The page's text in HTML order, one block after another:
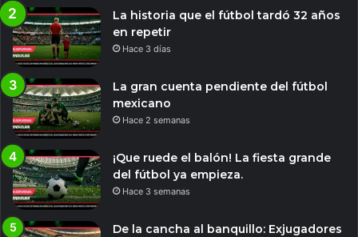
La historia que el fútbol tardó 32 años
en repetir
Hace 3 días
La gran cuenta pendiente del fútbol
mexicano
Hace 2 semanas
¡Que ruede el balón! La fiesta grande
del fútbol ya empieza.
Hace 3 semanas
De la cancha al banquillo: Exjugadores